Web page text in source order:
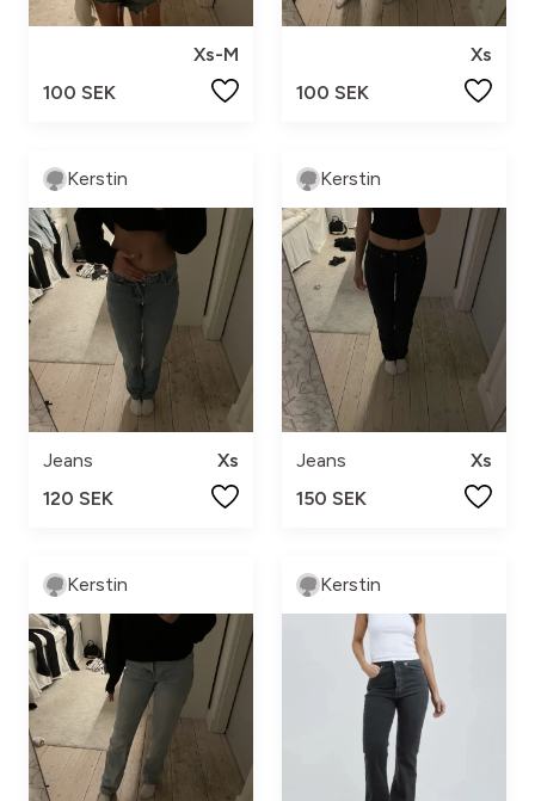
Xs-M
100 SEK
Xs
100 SEK
Kerstin
Jeans
Xs
120 SEK
Kerstin
Jeans
Xs
150 SEK
Kerstin Kerstin